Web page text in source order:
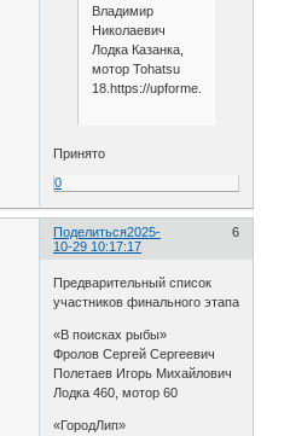
Владимир
Николаевич
Лодка Казанка,
мотор Tohatsu
18.https://upforme.ru/uploads/
Принято
0
Поделиться 6
2025-
10-29 10:17:17
Предварительный список
участников финального этапа
«В поисках рыбы»
Фролов Сергей Сергеевич
Полетаев Игорь Михайлович
Лодка 460, мотор 60
«ГородЛип»